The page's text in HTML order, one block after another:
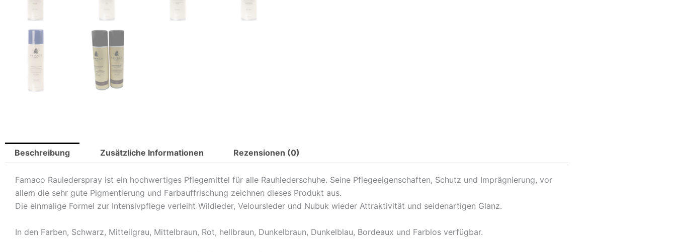
Beschreibung Zusätzliche Informationen Rezensionen (0)
Famaco Raulederspray ist ein hochwertiges Pflegemittel für alle Rauhlederschuhe. Seine Pflegeeigenschaften, Schutz und Imprägnierung, vor
allem die sehr gute Pigmentierung und Farbauffrischung zeichnen dieses Produkt aus.
Die einmalige Formel zur Intensivpflege verleiht Wildleder, Veloursleder und Nubuk wieder Attraktivität und seidenartigen Glanz.
In den Farben, Schwarz, Mitteilgrau, Mittelbraun, Rot, hellbraun, Dunkelbraun, Dunkelblau, Bordeaux und Farblos verfügbar.